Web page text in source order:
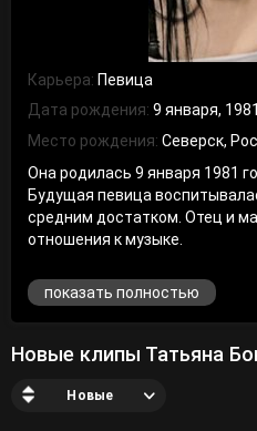
Карьера: Певица
Дата рождения:9 января, 1981
Место рождения:Северск,
показать полностью
Она родилась 9 января 1981
Будущая певица
средним достатком. Отец и
отношения к музыке.
После получения аттестата
джеем на местное радио. За
признания слушателей и
то момент девушка потеряла
Новые клипы Татьяна
Новые